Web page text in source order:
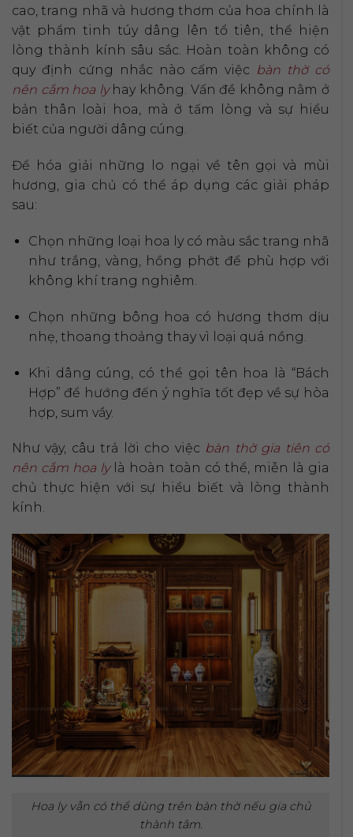
cao, trang nhã và hương thơm của hoa chính là
vật phẩm tinh túy dâng lên tổ tiên, thể hiện
lòng thành kính sâu sắc. Hoàn toàn không có
quy định cứng nhắc nào cấm việc bàn thờ có
nên cắm hoa lyhay không. Vấn đề không nằm ở
bản thân loài hoa, mà ở tấm lòng và sự hiểu
biết của người dâng cúng.
Để hóa giải những lo ngại về tên gọi và mùi
hương, gia chủ có thể áp dụng các giải pháp
sau:
Chọn những loại hoa ly có màu sắc trang nhã
như trắng, vàng, hồng phớt để phù hợp với
không khí trang nghiêm.
Chọn những bông hoa có hương thơm dịu
nhẹ, thoang thoảng thay vì loại quá nồng.
Khi dâng cúng, có thể gọi tên hoa là “Bách
Hợp” để hướng đến ý nghĩa tốt đẹp về sự hòa
hợp, sum vầy.
Như vậy, câu trả lời cho việc bàn thờ gia tiên có
nên cắm hoa lylà hoàn toàn có thể, miễn là gia
chủ thực hiện với sự hiểu biết và lòng thành
kính.
Hoa ly vẫn có thể dùng trên bàn thờ nếu gia chủ
thành tâm.